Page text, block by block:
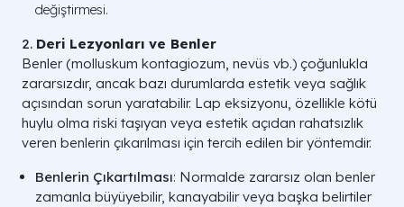
değiştirmesi.
2. Deri Lezyonları ve Benler
Benler (molluskum kontagiozum, nevüs vb.) çoğunlukla
zararsızdır, ancak bazı durumlarda estetik veya sağlık
açısından sorun yaratabilir. Lap eksizyonu, özellikle kötü
huylu olma riski taşıyan veya estetik açıdan rahatsızlık
veren benlerin çıkarılması için tercih edilen bir yöntemdir.
Benlerin Çıkartılması: Normalde zararsız olan benler
zamanla büyüyebilir, kanayabilir veya başka belirtiler